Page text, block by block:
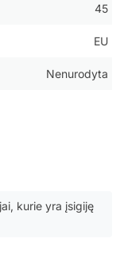
45
EU
Nenurodyta
kurie yra įsigiję